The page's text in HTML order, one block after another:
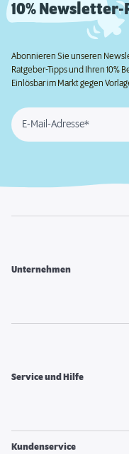
10%
Abonnieren Sie unseren
Ratgeber-Tipps und Ihren 10%
Einlösbar im Markt gegen
E-Mail-Adresse*
Unternehmen
Service und Hilfe
Kundenservice